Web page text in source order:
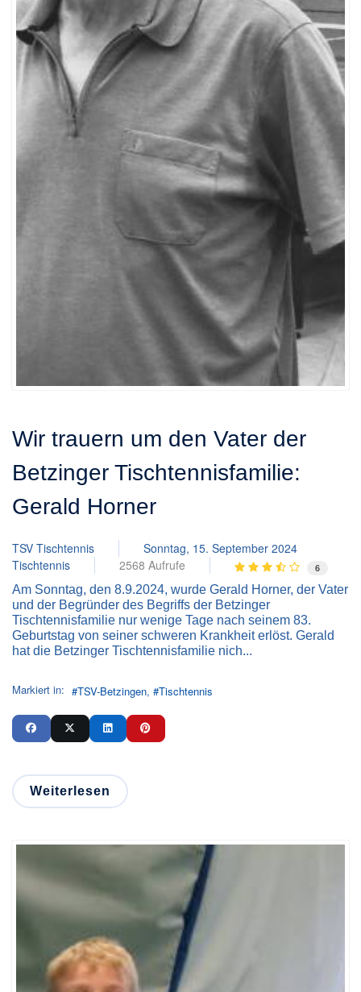
Wir trauern um den Vater der
Betzinger Tischtennisfamilie:
Gerald Horner
TSV Tischtennis
Sonntag, 15. September 2024
Tischtennis
2568 Aufrufe 6
Am Sonntag, den 8.9.2024, wurde Gerald Horner, der Vater
und der Begründer des Begriffs der Betzinger
Tischtennisfamilie nur wenige Tage nach seinem 83.
Geburtstag von seiner schweren Krankheit erlöst. Gerald
hat die Betzinger Tischtennisfamilie nich...
Markiert in: TSV-Betzingen Tischtennis
Weiterlesen